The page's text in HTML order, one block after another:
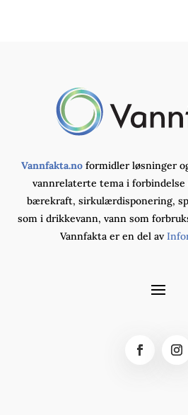
Vannfakta.noformidler løsninger
vannrelaterte tema i
bærekraft, sirkulærdisponering,
som i drikkevann, vann som
Vannfakta er en del av